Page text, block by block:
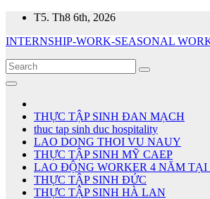
Skip
content
T5. Th8 6th, 2026
INTERNSHIP-WORK-SEASONAL
THỰC TẬP SINH ĐAN MẠCH
thuc tap sinh duc hospitality
LAO DONG THOI VU NAUY
THỰC TẬP SINH MỸ CAEP
LAO ĐỘNG WORKER 4 NĂM
THỰC TẬP SINH ĐỨC
THỰC TẬP SINH HÀ LAN